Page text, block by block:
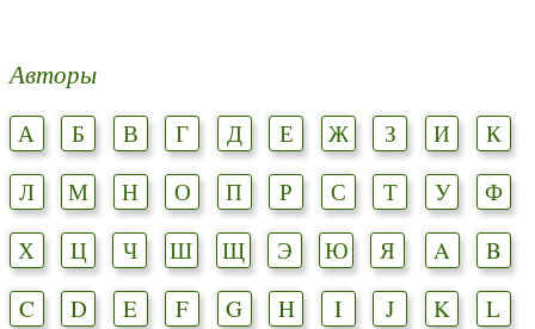
Авторы
А Б В Г Д Е Ж З И
К
Л
М Н О П Р С Т У
Ф
Х
Ц Ч Ш Щ Э Ю Я A
B
C
D E F G H I J K
L